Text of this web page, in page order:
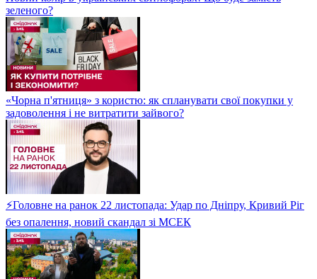
зеленого?
«Чорна п'ятниця» з користю: як спланувати свої покупки у
задоволення і не витратити зайвого?
⚡Головне на ранок 22 листопада: Удар по Дніпру, Кривий Ріг
без опалення, новий скандал зі МСЕК